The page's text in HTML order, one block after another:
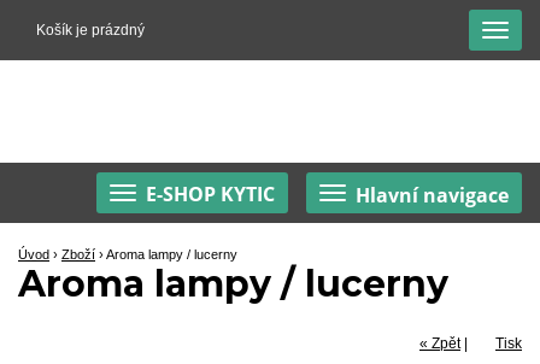
Košík je prázdný
Hlavní navigace
E-SHOP KYTIC
Úvod › Zboží ›Aroma lampy / lucerny
Aroma lampy / lucerny
« Zpět| Tisk